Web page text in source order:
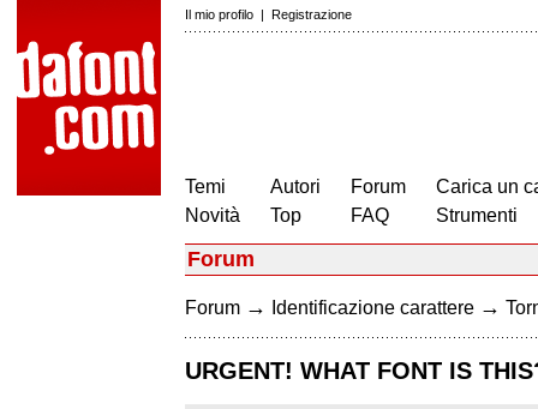
Il mio profilo | Registrazione
Temi
Novità
Autori
Top
Forum
FAQ
Carica un
Strumenti
Forum
Forum → Identificazione carattere →
URGENT! WHAT FONT IS